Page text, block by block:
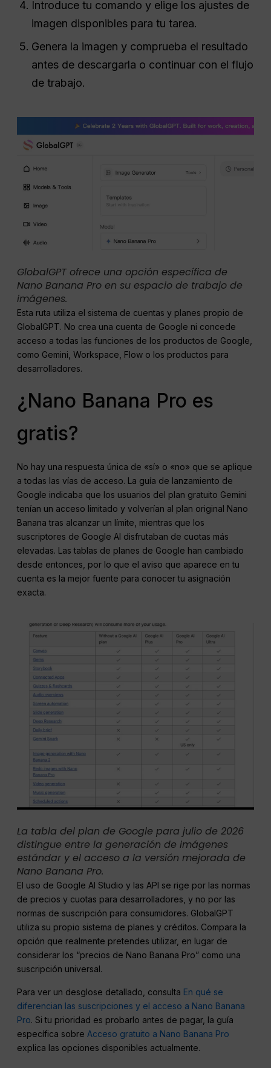
Introduce tu comando y elige los ajustes de
imagen disponibles para tu tarea.
Genera la imagen y comprueba el resultado
antes de descargarla o continuar con el flujo
de trabajo.
GlobalGPT ofrece una opción específica de
Nano Banana Pro en su espacio de trabajo de
imágenes.
Esta ruta utiliza el sistema de cuentas y planes propio de
GlobalGPT. No crea una cuenta de Google ni concede
acceso a todas las funciones de los productos de Google,
como Gemini, Workspace, Flow o los productos para
desarrolladores.
¿Nano Banana Pro es
gratis?
No hay una respuesta única de «sí» o «no» que se aplique
a todas las vías de acceso. La guía de lanzamiento de
Google indicaba que los usuarios del plan gratuito Gemini
tenían un acceso limitado y volverían al plan original Nano
Banana tras alcanzar un límite, mientras que los
suscriptores de Google AI disfrutaban de cuotas más
elevadas. Las tablas de planes de Google han cambiado
desde entonces, por lo que el aviso que aparece en tu
cuenta es la mejor fuente para conocer tu asignación
exacta.
La tabla del plan de Google para julio de 2026
distingue entre la generación de imágenes
estándar y el acceso a la versión mejorada de
Nano Banana Pro.
El uso de Google AI Studio y las API se rige por las normas
de precios y cuotas para desarrolladores, y no por las
normas de suscripción para consumidores. GlobalGPT
utiliza su propio sistema de planes y créditos. Compara la
opción que realmente pretendes utilizar, en lugar de
considerar los “precios de Nano Banana Pro” como una
suscripción universal.
Para ver un desglose detallado, consulta En qué se
diferencian las suscripciones y el acceso a Nano Banana
Pro. Si tu prioridad es probarlo antes de pagar, la guía
específica sobreAcceso gratuito a Nano Banana Pro
explica las opciones disponibles actualmente.